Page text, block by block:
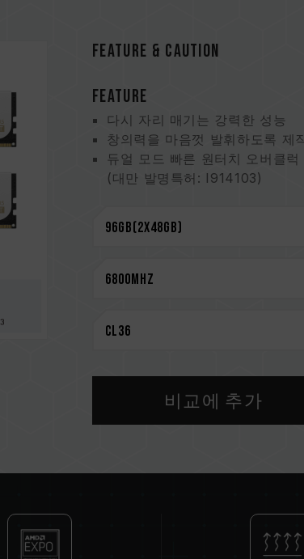
FEATURE & CAUTION
FEATURE
다시 자리 매기는 강력한 성능
창의력을 마음껏 발휘하도록 제
듀얼 모드 빠른 원터치 오버클럭
(대만 발명특허: I914103)
더 신뢰적인 안정성
평생 보증으로 안심하고 작업
CAUTION
메모리 제품을 구매하기 전에,
환성 테스트를 통해 페어링 됐습
지거나 부팅되지 않을 수 있습니
집니다.
준)에 따라 기본 주파수
XMP 3.0 / EXPO는 사용자가
비교에 추가